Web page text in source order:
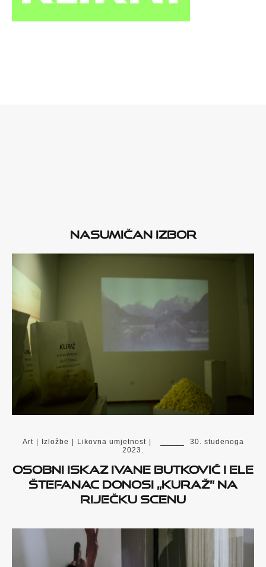
Nasumičan izbor
Art | Izložbe | Likovna umjetnost |
30. studenoga
2023.
Osobni iskaz Ivane Butković i Ele
Štefanac donosi „Kuraž” na
riječku scenu